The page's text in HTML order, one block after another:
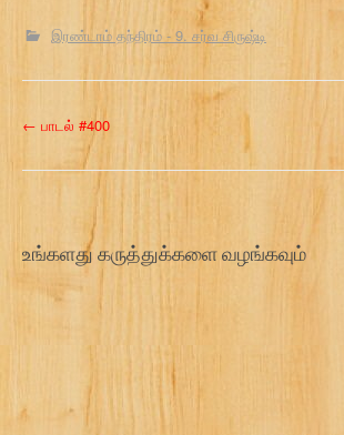
இரண்டாம் தந்திரம் - 9. சர்வ சிருஷ்டி
P
o
t
n
i
← பாடல் #400
உங்களது கருத்துக்களை வழங்கவும்